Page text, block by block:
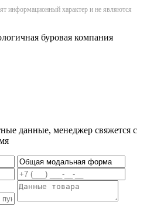
информационный характер и не являются
буровая компания
данные, менеджер свяжется с